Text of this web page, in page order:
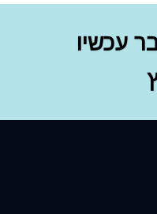
עכשיו